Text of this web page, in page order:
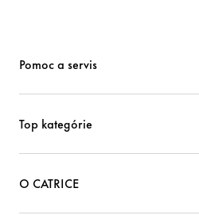
Pomoc a servis
Top kategórie
O CATRICE